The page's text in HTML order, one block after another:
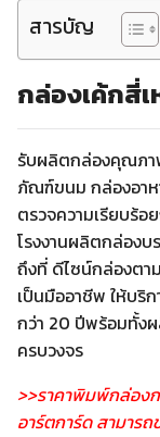
สารบัญ
กล่องเค้กสี่
รับผลิตกล่องคุณภา
ภัณฑ์ขนม กล่องอาห
ตรวจความเรียบร้
โรงงานผลิตกล่อง
ถึงที่ ดีไซน์กล่องตา
เป็นมืออาชีพ ให้บริ
กว่า 20 ปีพร้อมทั้ง
ครบวงจร
>>ราคาพิมพ์กล่อง
อาร์ตการ์ด สามาร